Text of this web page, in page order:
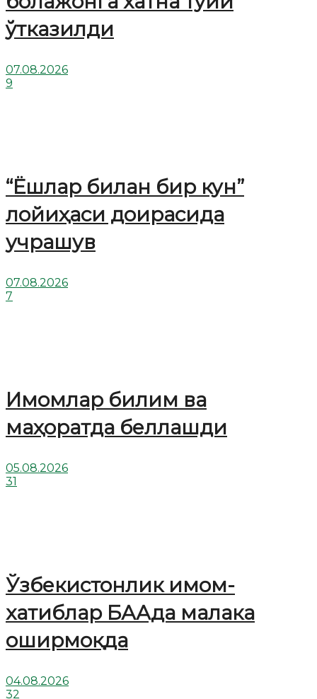
ўтказилди
07.08.2026
9
“Ёшлар билан бир кун”
лойиҳаси доирасида
учрашув
07.08.2026
7
Имомлар билим ва
маҳоратда беллашди
05.08.2026
31
Ўзбекистонлик имом-
хатиблар БААда малака
оширмоқда
04.08.2026
32